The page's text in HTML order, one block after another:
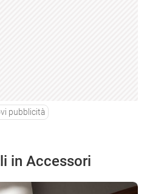
pubblicità
in Accessori